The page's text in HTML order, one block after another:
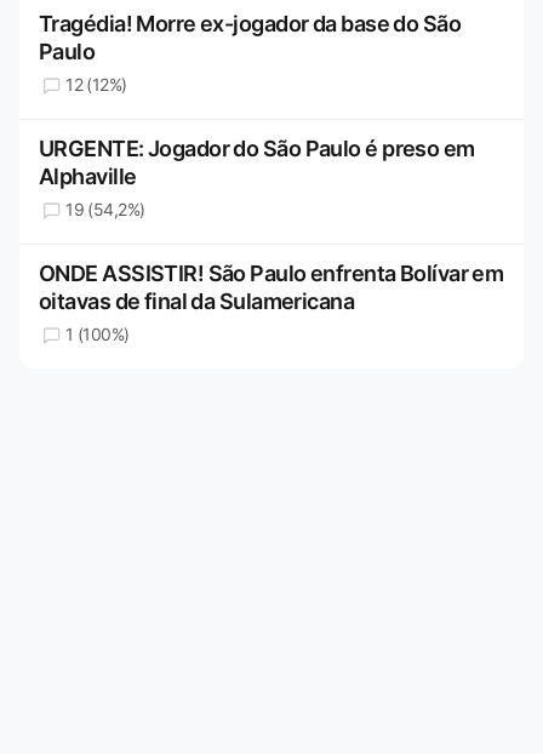
Tragédia! Morre ex-jogador da base do São
Paulo
12 (12%)
URGENTE: Jogador do São Paulo é preso em
Alphaville
19 (54,2%)
ONDE ASSISTIR! São Paulo enfrenta Bolívar em
oitavas de final da Sulamericana
1 (100%)